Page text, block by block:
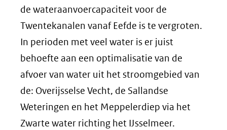
de wateraanvoercapaciteit voor de
Twentekanalen vanaf Eefde is te vergroten.
In perioden met veel water is er juist
behoefte aan een optimalisatie van de
afvoer van water uit het stroomgebied van
de: Overijsselse Vecht, de Sallandse
Weteringen en het Meppelerdiep via het
Zwarte water richting het IJsselmeer.